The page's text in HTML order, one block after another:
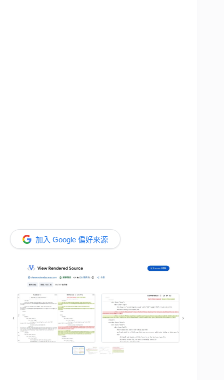
加入 Google 偏好來源